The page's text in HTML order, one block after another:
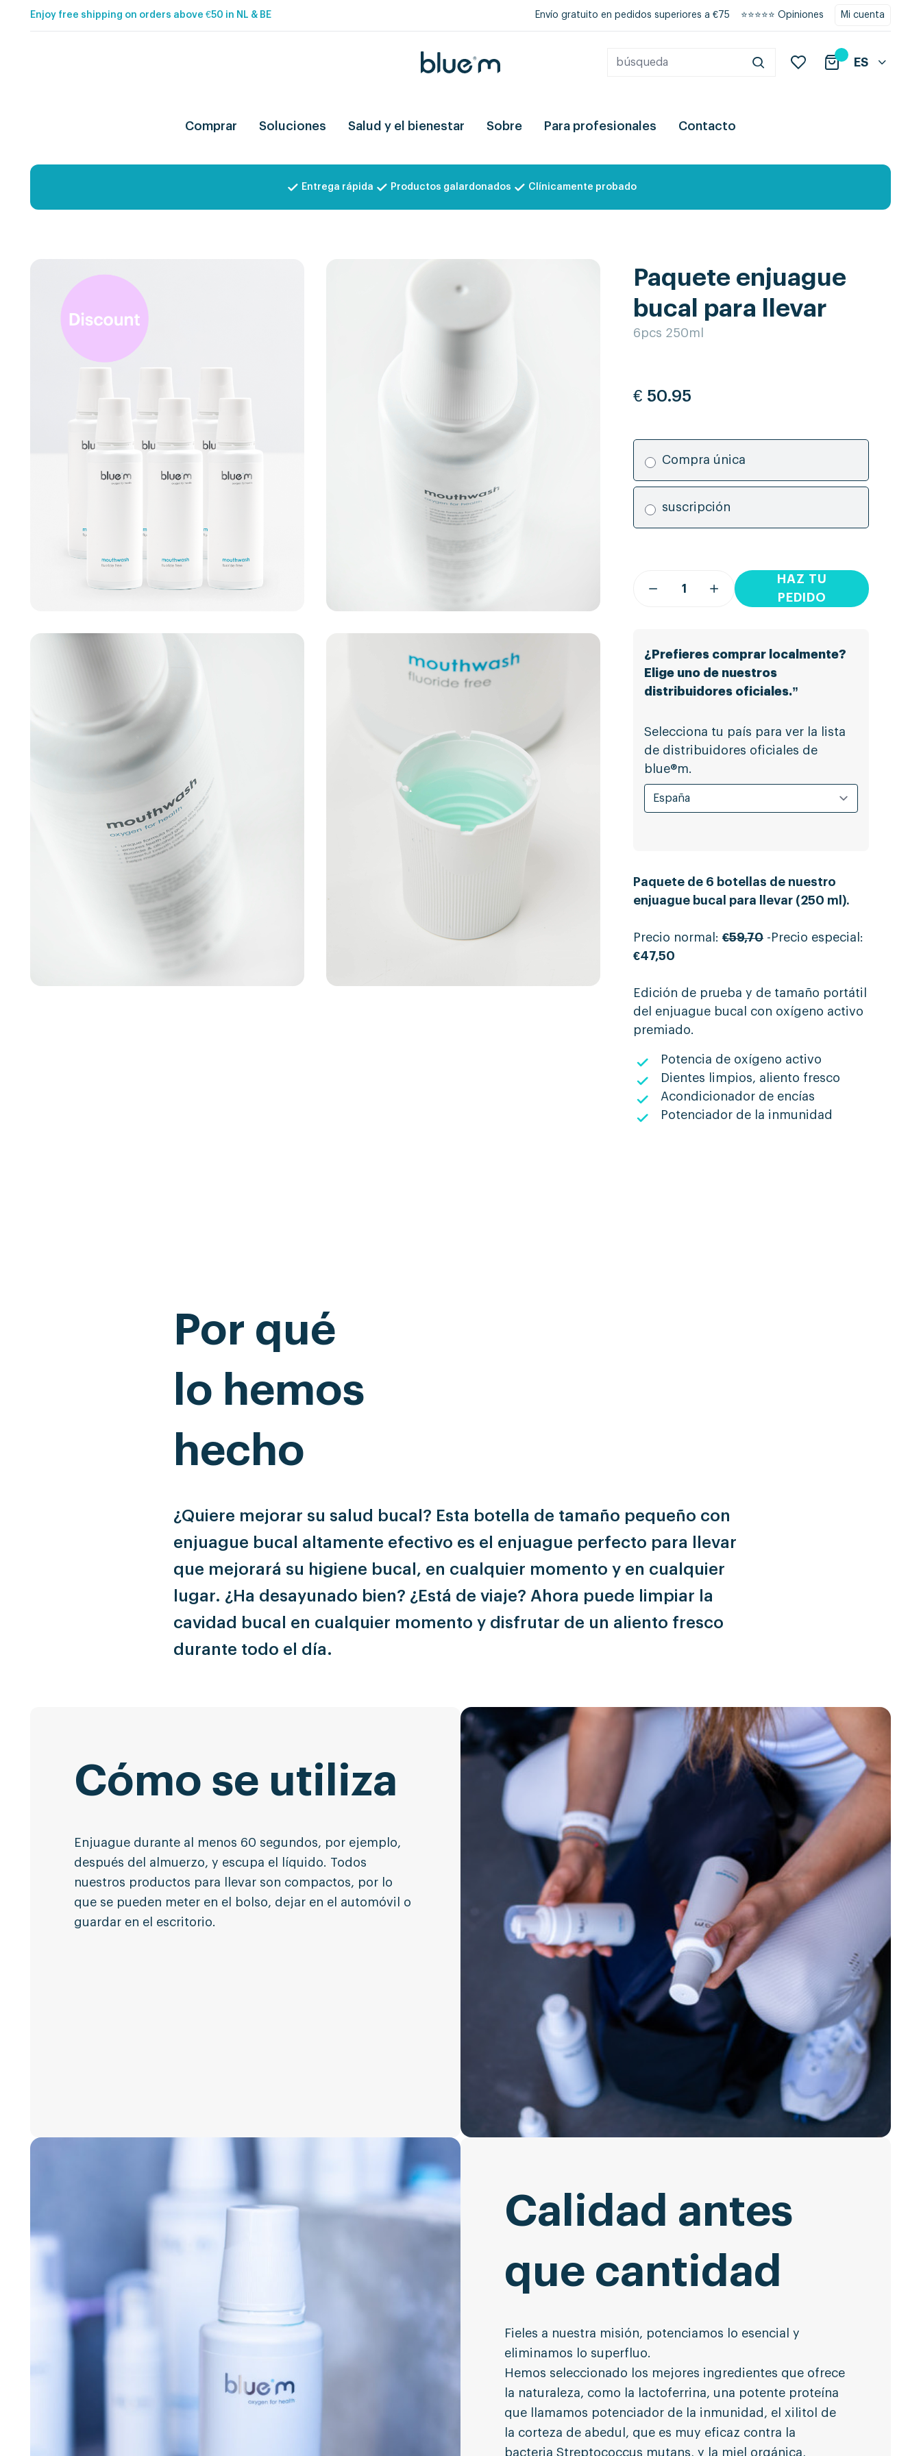
Enjoy free shipping on orders above €50 in NL & BE Envío gratuito en pedidos superiores a €75 ⭐⭐⭐⭐⭐ Opiniones Mi cuenta
ES
Comprar Soluciones Salud y el bienestar Sobre Para profesionales Contacto
Entrega rápida Productos galardonados Clínicamente probado
Paquete enjuague
bucal para llevar
6pcs 250ml
€ 50.95
Compra única
suscripción
HAZ TU
PEDIDO
¿Prefieres comprar localmente?
Elige uno de nuestros
distribuidores oficiales.”
Selecciona tu país para ver la lista
de distribuidores oficiales de
blue®m.
Paquete de 6 botellas de nuestro
enjuague bucal para llevar (250 ml).
Precio normal: €59,70 -Precio especial:
€47,50
Edición de prueba y de tamaño portátil
del enjuague bucal con oxígeno activo
premiado.
Potencia de oxígeno activo
Dientes limpios, aliento fresco
Acondicionador de encías
Potenciador de la inmunidad
Por qué
lo hemos
hecho
¿Quiere mejorar su salud bucal? Esta botella de tamaño pequeño con
enjuague bucal altamente efectivo es el enjuague perfecto para llevar
que mejorará su higiene bucal, en cualquier momento y en cualquier
lugar. ¿Ha desayunado bien? ¿Está de viaje? Ahora puede limpiar la
cavidad bucal en cualquier momento y disfrutar de un aliento fresco
durante todo el día.
Cómo se utiliza
Enjuague durante al menos 60 segundos, por ejemplo,
después del almuerzo, y escupa el líquido. Todos
nuestros productos para llevar son compactos, por lo
que se pueden meter en el bolso, dejar en el automóvil o
guardar en el escritorio.
Calidad antes
que cantidad
Fieles a nuestra misión, potenciamos lo esencial y
eliminamos lo superfluo.
Hemos seleccionado los mejores ingredientes que ofrece
la naturaleza, como la lactoferrina, una potente proteína
que llamamos potenciador de la inmunidad, el xilitol de
la corteza de abedul, que es muy eficaz contra la
bacteria Streptococcus mutans, y la miel orgánica,